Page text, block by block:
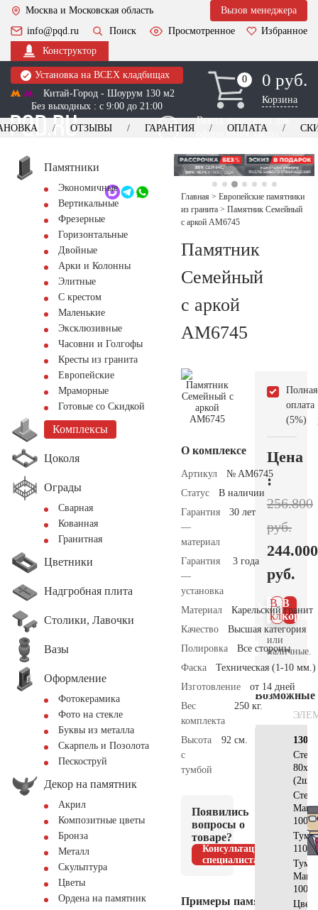
Москва и Московская область
Вызов менеджера
info@pqd.ru
Поиск Просмотренное
Избранное
Конструктор
Установка на ВСЕХ кладбищах
Китай-Город - Шоурум 130 м2
Без выходных : с 9:00 до 21:00
0
0 0 руб.
Корзина
Выезд менеджера для
оформления заказа
+7 (495) 518-44-23
Обратный звонок
ОТЗЫВЫ ГАРАНТИЯ ОПЛАТА
Памятники
Экономичные
Вертикальные
Фрезерные
Горизонтальные
Двойные
Арки и Колонны
Элитные
С крестом
Маленькие
Эксклюзивные
Часовни и Голгофы
Кресты из гранита
Европейские
Мраморные
Готовые со Скидкой
Комплексы
Цоколя
Ограды
Сварная
Кованная
Гранитная
Цветники
Надгробная плита
Столики, Лавочки
Вазы
Оформление
Фотокерамика
Фото на стекле
Буквы из металла
Скарпель и Позолота
Пескоструй
Декор на памятник
Акрил
Композитные цветы
Бронза
Металл
Скульптура
Цветы
Ордена на памятник
Главная > Европейские памятники
из гранита > Памятник Семейный
с аркой AM6745
Памятник
Семейный
с аркой
AM6745
О комплексе
Артикул
№ AM6745
Статус
В наличии
Гарантия
—
материал
30 лет
Гарантия
—
установка
3 года
Материал
Карельский гранит
Качество
Высшая категория
Полировка
Все стороны
Фаска
Техническая (1-10 мм.)
Изготовление
от 14 дней
Вес
комплекта
250 кг.
Высота
с
тумбой
92 см.
Появились
вопросы о
товаре?
Консультация
специалиста
Примеры памятников
Полная
оплата
(5%)
Цена
:
256.800
руб.
244.000
руб.
В
В 1
клик
или
наличные.
Возможные
(2шт)
Стела